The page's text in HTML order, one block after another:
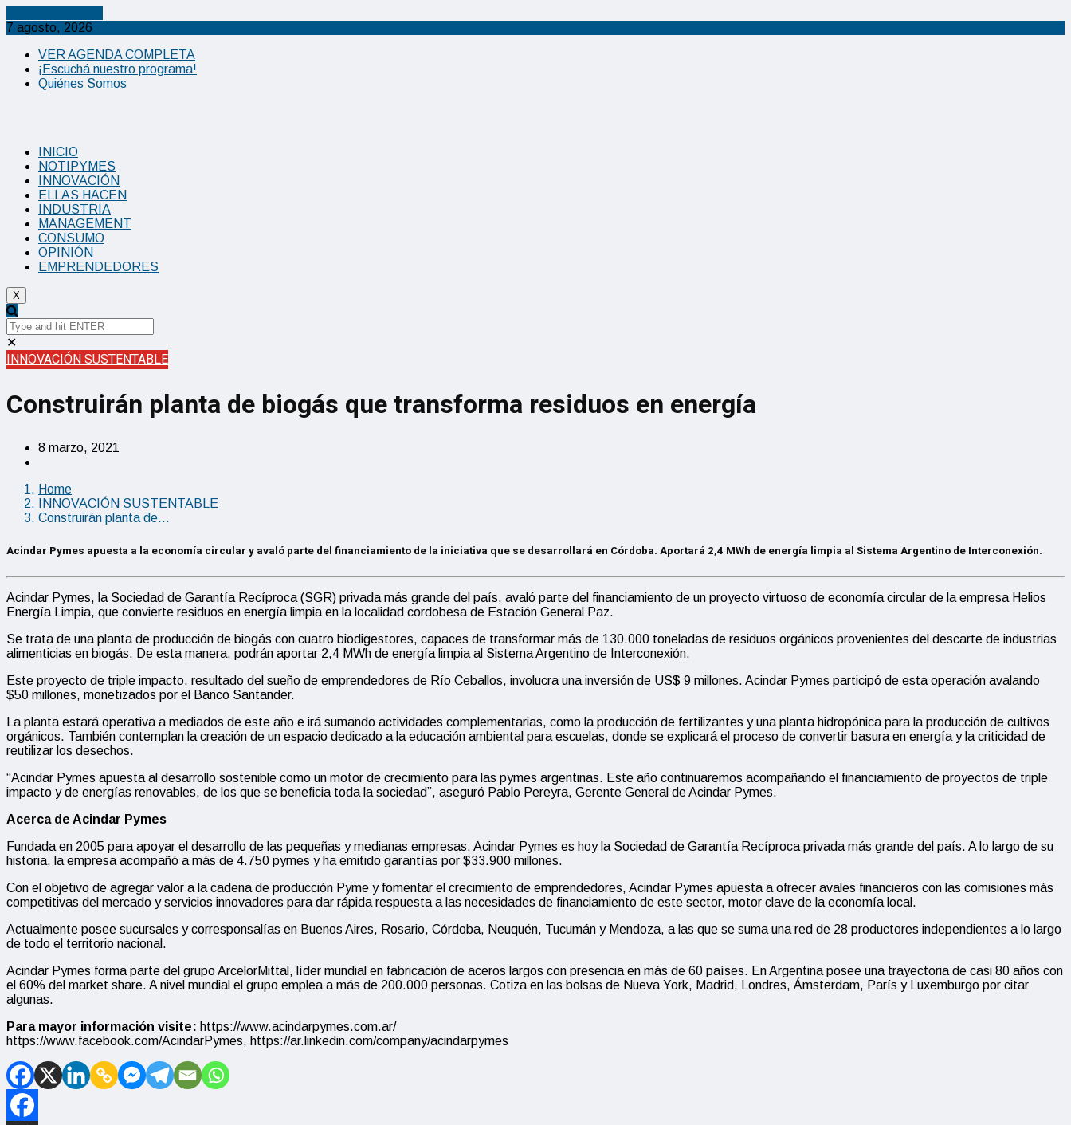
7 agosto, 2026
VER AGENDA COMPLETA
¡Escuchá nuestro programa!
Quiénes Somos
INICIO
NOTIPYMES
INNOVACIÓN
ELLAS HACEN
INDUSTRIA
MANAGEMENT
CONSUMO
OPINIÓN
EMPRENDEDORES
X
✕
INNOVACIÓN SUSTENTABLE
Construirán planta de biogás que transforma residuos en energía
8 marzo, 2021
Home
INNOVACIÓN SUSTENTABLE
Construirán planta de…
Acindar Pymes apuesta a la economía circular y avaló parte del financiamiento de la iniciativa que se desarrollará en Córdoba. Aportará 2,4 MWh de energía limpia al Sistema Argentino de Interconexión.
Acindar Pymes, la Sociedad de Garantía Recíproca (SGR) privada más grande del país, avaló parte del financiamiento de un proyecto virtuoso de economía circular de la empresa Helios
Energía Limpia, que convierte residuos en energía limpia en la localidad cordobesa de Estación General Paz.
Se trata de una planta de producción de biogás con cuatro biodigestores, capaces de transformar más de 130.000 toneladas de residuos orgánicos provenientes del descarte de industrias
alimenticias en biogás. De esta manera, podrán aportar 2,4 MWh de energía limpia al Sistema Argentino de Interconexión.
Este proyecto de triple impacto, resultado del sueño de emprendedores de Río Ceballos, involucra una inversión de US$ 9 millones. Acindar Pymes participó de esta operación avalando
$50 millones, monetizados por el Banco Santander.
La planta estará operativa a mediados de este año e irá sumando actividades complementarias, como la producción de fertilizantes y una planta hidropónica para la producción de cultivos
orgánicos. También contemplan la creación de un espacio dedicado a la educación ambiental para escuelas, donde se explicará el proceso de convertir basura en energía y la criticidad de
reutilizar los desechos.
“Acindar Pymes apuesta al desarrollo sostenible como un motor de crecimiento para las pymes argentinas. Este año continuaremos acompañando el financiamiento de proyectos de triple
impacto y de energías renovables, de los que se beneficia toda la sociedad”, aseguró Pablo Pereyra, Gerente General de Acindar Pymes.
Acerca de Acindar Pymes
Fundada en 2005 para apoyar el desarrollo de las pequeñas y medianas empresas, Acindar Pymes es hoy la Sociedad de Garantía Recíproca privada más grande del país. A lo largo de su
historia, la empresa acompañó a más de 4.750 pymes y ha emitido garantías por $33.900 millones.
Con el objetivo de agregar valor a la cadena de producción Pyme y fomentar el crecimiento de emprendedores, Acindar Pymes apuesta a ofrecer avales financieros con las comisiones más
competitivas del mercado y servicios innovadores para dar rápida respuesta a las necesidades de financiamiento de este sector, motor clave de la economía local.
Actualmente posee sucursales y corresponsalías en Buenos Aires, Rosario, Córdoba, Neuquén, Tucumán y Mendoza, a las que se suma una red de 28 productores independientes a lo largo
de todo el territorio nacional.
Acindar Pymes forma parte del grupo ArcelorMittal, líder mundial en fabricación de aceros largos con presencia en más de 60 países. En Argentina posee una trayectoria de casi 80 años con
el 60% del market share. A nivel mundial el grupo emplea a más de 200.000 personas. Cotiza en las bolsas de Nueva York, Madrid, Londres, Ámsterdam, París y Luxemburgo por citar
algunas.
Para mayor información visite: https://www.acindarpymes.com.ar/
https://www.facebook.com/AcindarPymes, https://ar.linkedin.com/company/acindarpymes